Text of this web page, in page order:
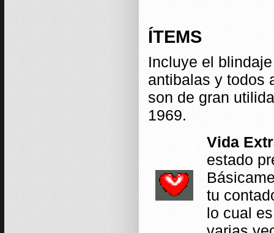
ÍTEMS
Incluye el
antibalas y todos
son de gran
1969.
Vida
estado
tu
lo cual